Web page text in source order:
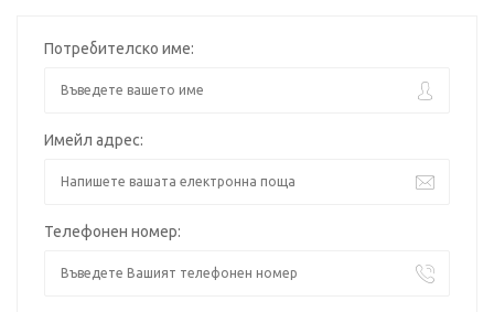
Потребителско име:
Имейл адрес:
Телефонен номер: